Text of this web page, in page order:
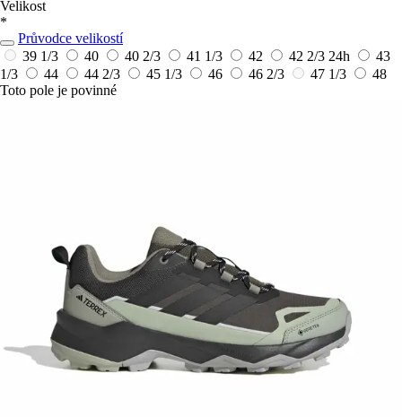
Velikost
*
Průvodce velikostí
39 1/3
40 40 2/3 41 1/3 42 42 2/3 24h
43
1/3
44 44 2/3 45 1/3 46 46 2/3 47 1/3
48
Toto pole je povinné